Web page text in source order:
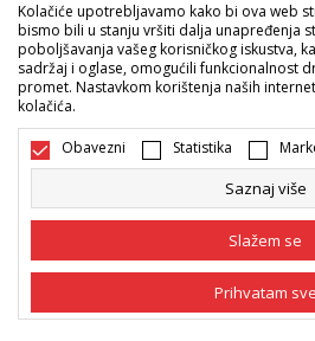
Bosna i Hercegovina
Nastojimo da budemo što precizniji u
i bez grešaka. Svi artikli prikazani na
podrazumijeva da su dostupni u svakom
možete provjeriti pozivom na
©2026www.sportvision.ba, IzradaNB
Kolačiće upotrebljavamo kako bi ova web
bismo bili u stanju vršiti dalja unapređenja
poboljšavanja vašeg korisničkog iskustva,
sadržaj i oglase, omogućili funkcionalnost
promet. Nastavkom korištenja naših
kolačića.
Obavezni Statistika
Saznaj više
Slažem se
Prihvatam sve